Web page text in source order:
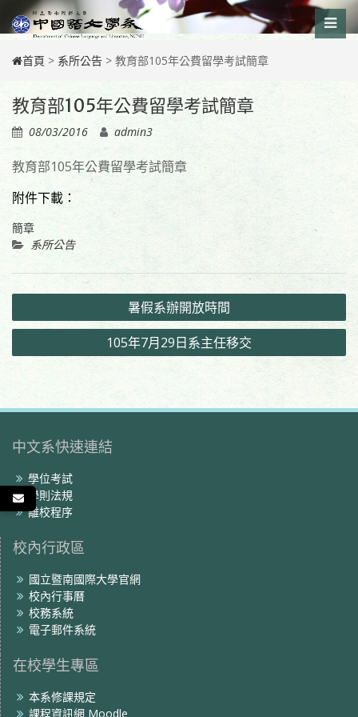
content
首頁 > 系所公告 > 教育部105年公費留學考試簡章
教育部105年公費留學考試簡章
08/03/2016 admin3
教育部105年公費留學考試簡章
附件下載：
簡章
系所公告
文
章
暑假系辦開放時間
105年7月29日系主任移交
中文系快速連結
學位考試
學則法規
離校程序
校內行政區
國立暨南國際大學官網
校內行事曆
校務系統
電子郵件系統
在校學生專區
本系修課規定
課程資訊網 Moodle